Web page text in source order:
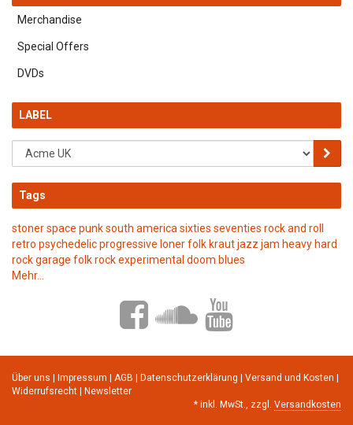
Merchandise
Special Offers
DVDs
LABEL
Tags
stonerspace punksouth america sixties seventies rock and roll
retro psychedelicprogressive loner folk krautjazz jam heavy hard
rockgarage folk rockexperimental doom blues
Mehr...
Über uns Impressum AGB Datenschutzerklärung Versand und Kosten
Widerrufsrecht
Newsletter
* inkl. MwSt., zzgl. Versandkosten